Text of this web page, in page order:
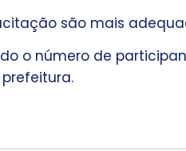
são mais
o número de